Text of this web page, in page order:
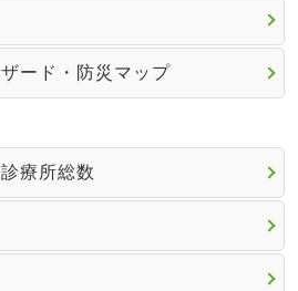
ード・防災マップ
療所総数